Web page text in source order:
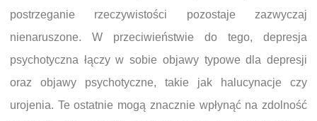
postrzeganie rzeczywistości pozostaje zazwyczaj
nienaruszone. W przeciwieństwie do tego, depresja
psychotyczna łączy w sobie objawy typowe dla depresji
oraz objawy psychotyczne, takie jak halucynacje czy
urojenia. Te ostatnie mogą znacznie wpłynąć na zdolność